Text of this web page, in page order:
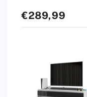
Prix
standard
€289,99